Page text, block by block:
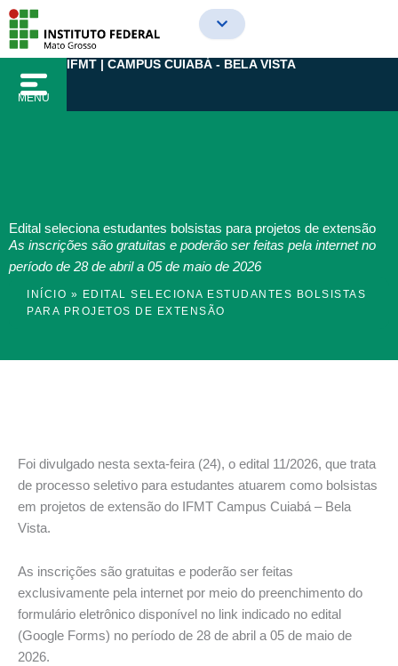
para
conteúdo
MENU
IFMT | CAMPUS CUIABÁ - BELA VISTA
Edital seleciona estudantes bolsistas para projetos de extensão
As inscrições são gratuitas e poderão ser feitas pela internet no
período de 28 de abril a 05 de maio de 2026
INÍCIO » EDITAL SELECIONA ESTUDANTES BOLSISTAS
PARA PROJETOS DE EXTENSÃO
Foi divulgado nesta sexta-feira (24), o edital 11/2026, que trata
de processo seletivo para estudantes atuarem como bolsistas
em projetos de extensão do IFMT Campus Cuiabá – Bela
Vista.
As inscrições são gratuitas e poderão ser feitas
exclusivamente pela internet por meio do preenchimento do
formulário eletrônico disponível no link indicado no edital
(Google Forms) no período de 28 de abril a 05 de maio de
2026.